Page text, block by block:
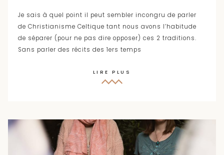
Je sais à quel point il peut sembler incongru de parler
de Christianisme Celtique tant nous avons l’habitude
de séparer (pour ne pas dire opposer) ces 2 traditions.
Sans parler des récits des 1ers temps
LIRE PLUS